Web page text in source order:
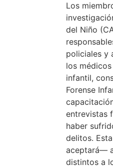
Los
del Niño
policiales y
los
infantil,
Forense
entrevistas
haber
delitos.
aceptará—
distintos a